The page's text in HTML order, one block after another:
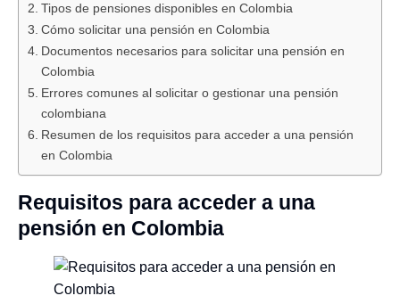
Tipos de pensiones disponibles en Colombia
Cómo solicitar una pensión en Colombia
Documentos necesarios para solicitar una pensión en
Colombia
Errores comunes al solicitar o gestionar una pensión
colombiana
Resumen de los requisitos para acceder a una pensión
en Colombia
Requisitos para acceder a una
pensión en Colombia